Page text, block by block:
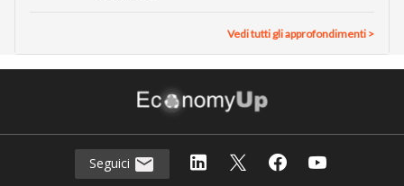
Vedi tutti gli approfondimenti >
Seguici